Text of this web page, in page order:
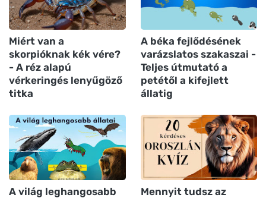
Miért van a
skorpióknak kék vére?
- A réz alapú
vérkeringés lenyűgöző
titka
A béka fejlődésének
varázslatos szakaszai -
Teljes útmutató a
petétől a kifejlett
állatig
A világ leghangosabb
Mennyit tudsz az